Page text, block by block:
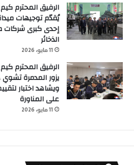
الرفيق المحترم
يُقدّم توجيهات
إحدى كبرى شركات
الذخائر
11 مايو، 2026
الرفيق المحترم
يزور المدمرة
ويشاهد اختبار
على المناورة
11 مايو، 2026